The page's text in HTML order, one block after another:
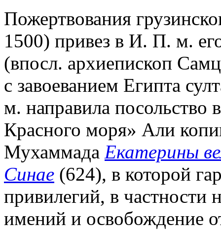
Пожертвования
1500) привез в И. П. м.
(впосл. архиепископ
с завоеванием Египта
м. направила посольство
Красного моря» Али
Мухаммада Екатерины
Синае (624), в которой
привилегий, в частности
имений и освобождение